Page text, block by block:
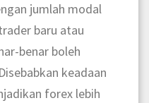
jumlah modal
baru atau
benar boleh
keadaan
forex lebih